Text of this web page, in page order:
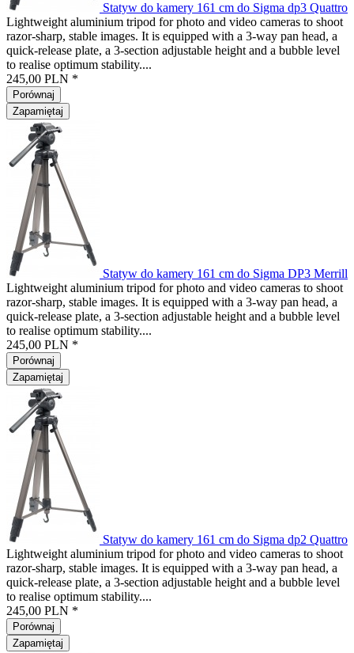
Statyw do kamery 161 cm do Sigma dp3 Quattro
Lightweight aluminium tripod for photo and video cameras to shoot
razor-sharp, stable images. It is equipped with a 3-way pan head, a
quick-release plate, a 3-section adjustable height and a bubble level
to realise optimum stability....
245,00 PLN *
Porównaj
Zapamiętaj
Statyw do kamery 161 cm do Sigma DP3 Merrill
Lightweight aluminium tripod for photo and video cameras to shoot
razor-sharp, stable images. It is equipped with a 3-way pan head, a
quick-release plate, a 3-section adjustable height and a bubble level
to realise optimum stability....
245,00 PLN *
Porównaj
Zapamiętaj
Statyw do kamery 161 cm do Sigma dp2 Quattro
Lightweight aluminium tripod for photo and video cameras to shoot
razor-sharp, stable images. It is equipped with a 3-way pan head, a
quick-release plate, a 3-section adjustable height and a bubble level
to realise optimum stability....
245,00 PLN *
Porównaj
Zapamiętaj